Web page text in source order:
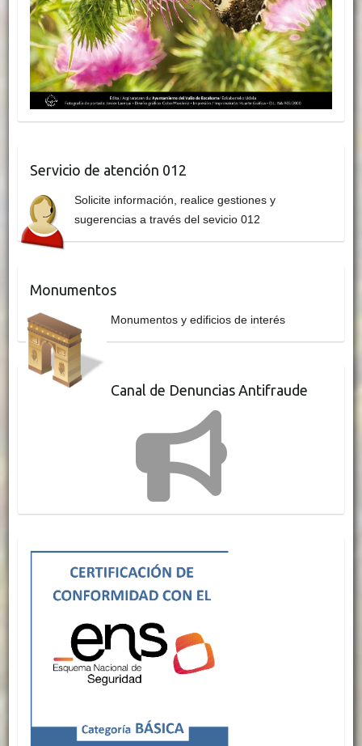
Servicio de atención 012
Solicite información, realice gestiones y
sugerencias a través del sevicio 012
Monumentos
Monumentos y edificios de interés
Canal de Denuncias Antifraude